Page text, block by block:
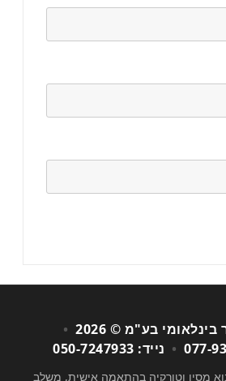
בע"מ © 2026
•
• נייד: 050-7247933
מסין וטורקיה בהתאמה אישית, משלב